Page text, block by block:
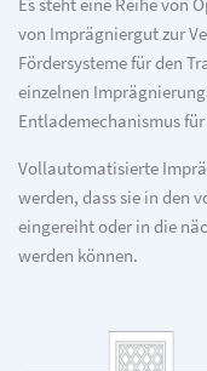
Es steht eine Reihe von
von Imprägniergut zur
Fördersysteme für den
einzelnen
Entlademechanismus
Vollautomatisierte
werden, dass sie in den
eingereiht oder in die
werden können.